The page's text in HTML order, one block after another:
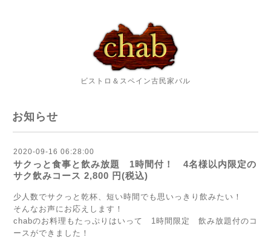
ビストロ＆スペイン古民家バル
お知らせ
2020-09-16 06:28:00
サクっと食事と飲み放題 1時間付！ 4名様以内限定の
サク飲みコース 2,800 円(税込)
少人数でサクっと乾杯、短い時間でも思いっきり飲みたい！
そんなお声にお応えします！
chabのお料理もたっぷりはいって 1時間限定 飲み放題付のコ
ースができました！